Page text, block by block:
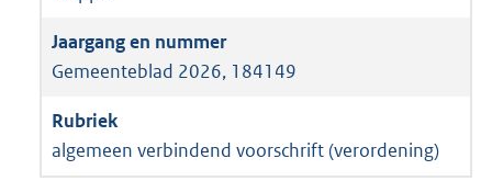
Gemeenteblad 2026, 184149
algemeen verbindend voorschrift (verordening)